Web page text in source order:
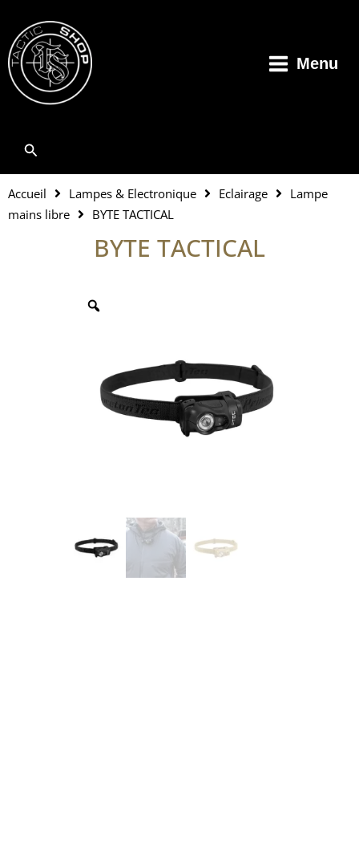
contenu
Menu
Rechercher
Accueil Lampes & Electronique Eclairage
Lampe
mains libre
BYTE TACTICAL
BYTE TACTICAL